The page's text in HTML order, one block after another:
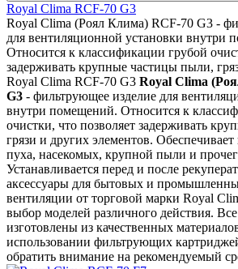
Royal Clima RCF-70 G3
Royal Clima (Роял Клима) RCF-70 G3 -
для вентиляционной установки внутри
Относится к классификации грубой
задерживать крупные частицы пыли,
Royal Clima RCF-70 G3 Royal Clima
G3 - фильтрующее изделие для
внутри помещений. Относится к
очистки, что позволяет задерживать
грязи и других элементов.
пуха, насекомых, крупной пыли и
Устанавливается перед и после
аксессуары для бытовых и
вентиляции от торговой марки Royal
выбор моделей различного действия.
изготовлены из качественных
использовании фильтрующих
обратить внимание на рекомендуемый